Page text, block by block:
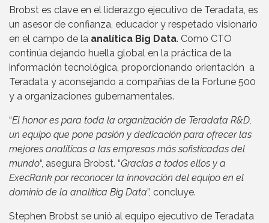
Brobst es clave en el liderazgo ejecutivo de Teradata, es
un asesor de confianza, educador y respetado visionario
en el campo de la analítica Big Data. Como CTO
continúa dejando huella global en la práctica de la
información tecnológica, proporcionando orientación a
Teradata y aconsejando a compañías de la Fortune 500
y a organizaciones gubernamentales.
“El honor es para toda la organización de Teradata R&D,
un equipo que pone pasión y dedicación para ofrecer las
mejores analíticas a las empresas más sofisticadas del
mundo“, asegura Brobst. “Gracias a todos ellos y a
ExecRank por reconocer la innovación del equipo en el
dominio de la analítica Big Data”, concluye.
Stephen Brobst se unió al equipo ejecutivo de Teradata